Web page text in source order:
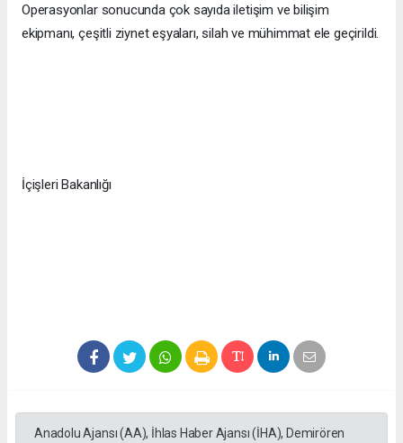
Operasyonlar sonucunda çok sayıda iletişim ve bilişim
ekipmanı, çeşitli ziynet eşyaları, silah ve mühimmat ele geçirildi.
İçişleri Bakanlığı
Anadolu Ajansı (AA), İhlas Haber Ajansı (İHA), Demirören